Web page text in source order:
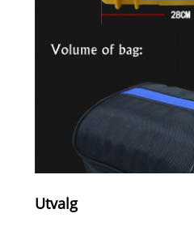
Utvalg